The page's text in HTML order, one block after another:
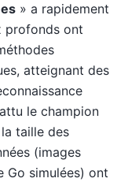
» a rapidement
profonds ont
atteignant des
le champion
taille des
(images
Go simulées) ont